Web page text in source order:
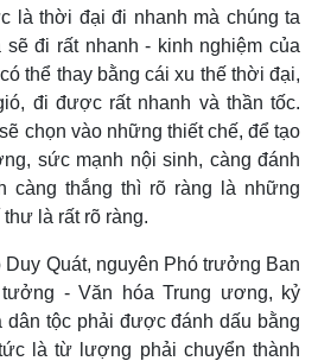
là thời đại đi nhanh mà chúng ta
đi rất nhanh - kinh nghiệm của
thể thay bằng cái xu thế thời đại,
đi được rất nhanh và thần tốc.
chọn vào những thiết chế, để tạo
sức mạnh nội sinh, càng đánh
càng thắng thì rõ ràng là những
là rất rõ ràng.
Quát, nguyên Phó trưởng Ban
- Văn hóa Trung ương, kỷ
dân tộc phải được đánh dấu bằng
là từ lượng phải chuyển thành